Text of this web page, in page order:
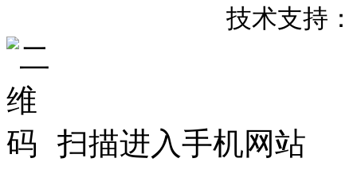
技术支持：
扫描进入手机网站